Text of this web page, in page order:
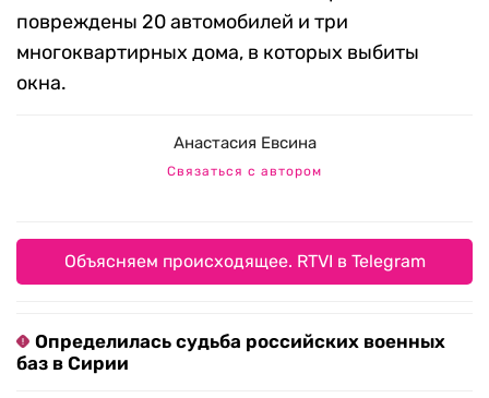
повреждены 20 автомобилей и три
многоквартирных дома, в которых выбиты
окна.
Анастасия Евсина
Связаться с автором
Объясняем происходящее. RTVI в Telegram
Определилась судьба российских военных
баз в Сирии